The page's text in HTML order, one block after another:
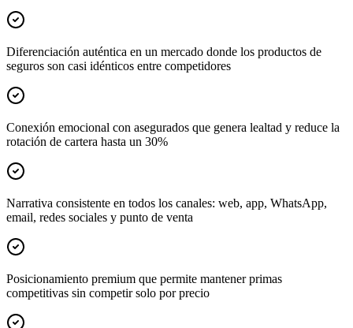
Diferenciación auténtica en un mercado donde los productos de
seguros son casi idénticos entre competidores
Conexión emocional con asegurados que genera lealtad y reduce la
rotación de cartera hasta un 30%
Narrativa consistente en todos los canales: web, app, WhatsApp,
email, redes sociales y punto de venta
Posicionamiento premium que permite mantener primas
competitivas sin competir solo por precio